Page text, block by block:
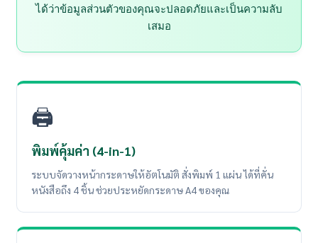
ได้ว่าข้อมูลส่วนตัวของคุณจะปลอดภัยและเป็นความลับ
เสมอ
🖨️
พิมพ์คุ้มค่า (4-in-1)
ระบบจัดวางหน้ากระดาษให้อัตโนมัติ สั่งพิมพ์ 1 แผ่น ได้ที่คั่น
หนังสือถึง 4 ชิ้น ช่วยประหยัดกระดาษ A4 ของคุณ